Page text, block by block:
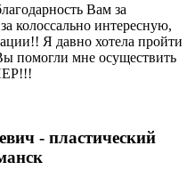
Вам за
колоссально интересную,
Я давно хотела пройти
помогли мне осуществить
- пластический